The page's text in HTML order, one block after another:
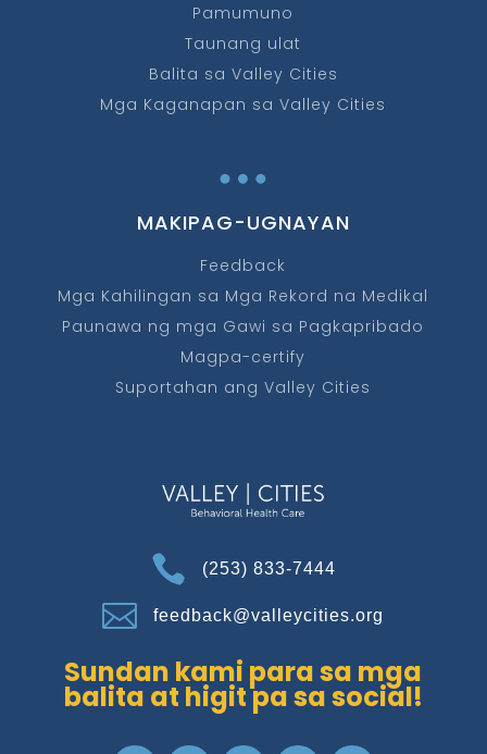
Pamumuno
Taunang ulat
Balita sa Valley Cities
Mga Kaganapan sa Valley Cities
…
MAKIPAG-UGNAYAN
Feedback
Mga Kahilingan sa Mga Rekord na Medikal
Paunawa ng mga Gawi sa Pagkapribado
Magpa-certify
Suportahan ang Valley Cities
 (253) 833-7444
 feedback@valleycities.org
Sundan kami para sa mga
balita at higit pa sa social!